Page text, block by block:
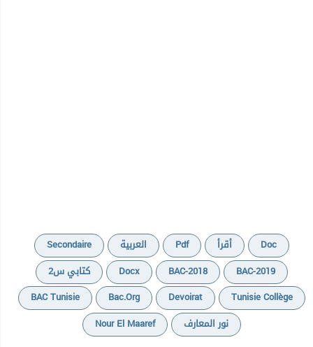
Secondaire العربية Pdf أقرأ
Doc
كتابي س2
Docx BAC-2018
BAC-2019
BAC Tunisie
Bac.org Devoirat
Tunisie Collège
Nour El Maaref
نور المعارف